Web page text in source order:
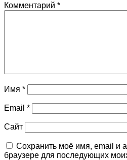
Комментарий *
Имя *
Email *
Сайт
Сохранить моё имя, email и
браузере для последующих